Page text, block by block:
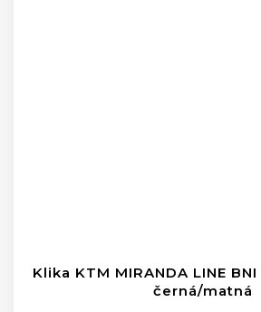
Klika KTM MIRANDA LINE
černá/matná